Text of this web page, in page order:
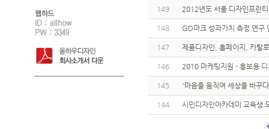
149 2012년도 서울 디자인프런
148 GD마크 성과가치 측정 연구
147 제품디자인, 홈페이지, 카
146 2010 마케팅지원 - 홍보용
145 '마음을 움직여 세상을 바꾸
144 시민디자인아카데미 교육생